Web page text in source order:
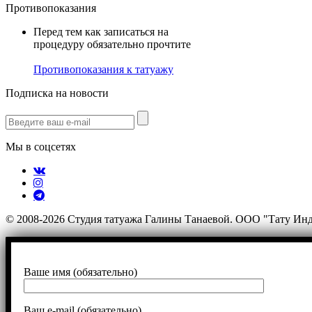
Противопоказания
Перед тем как записаться на
процедуру обязательно прочтите
Противопоказания к татуажу
Подписка на новости
Мы в соцсетях
© 2008-2026 Студия татуажа Галины Танаевой. ООО "Тату
Ваше имя (обязательно)